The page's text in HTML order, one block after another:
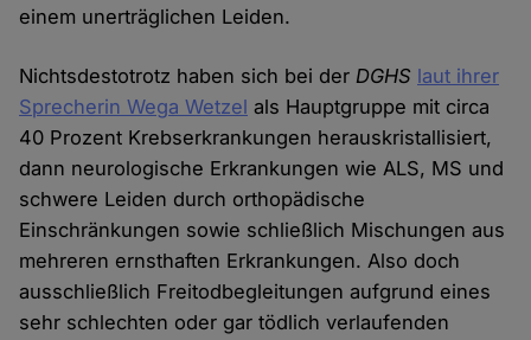
einem unerträglichen Leiden.
Nichtsdestotrotz haben sich bei derDGHS laut ihrer
Sprecherin Wega Wetzel als Hauptgruppe mit circa
40 Prozent Krebserkrankungen herauskristallisiert,
dann neurologische Erkrankungen wie ALS, MS und
schwere Leiden durch orthopädische
Einschränkungen sowie schließlich Mischungen aus
mehreren ernsthaften Erkrankungen. Also doch
ausschließlich Freitodbegleitungen aufgrund eines
sehr schlechten oder gar tödlich verlaufenden